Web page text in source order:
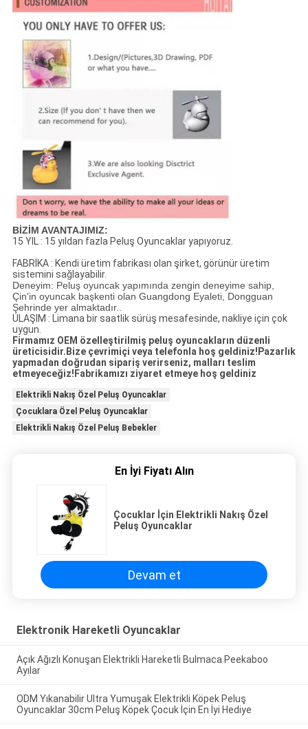
BİZİM AVANTAJIMIZ:
15 YIL : 15 yıldan fazla Peluş Oyuncaklar yapıyoruz.
FABRİKA : Kendi üretim fabrikası olan şirket, görünür üretim
sistemini sağlayabilir.
Deneyim: Peluş oyuncak yapımında zengin deneyime sahip,
Çin'in oyuncak başkenti olan Guangdong Eyaleti, Dongguan
Şehrinde yer almaktadır..
ULAŞIM : Limana bir saatlik sürüş mesafesinde, nakliye için çok
uygun.
Firmamız OEM özelleştirilmiş peluş oyuncakların düzenli
üreticisidir.Bize çevrimiçi veya telefonla hoş geldiniz!Pazarlık
yapmadan doğrudan sipariş verirseniz, malları teslim
etmeyeceğiz!Fabrikamızı ziyaret etmeye hoş geldiniz
Elektrikli Nakış Özel Peluş Oyuncaklar
Çocuklara Özel Peluş Oyuncaklar
Elektrikli Nakış Özel Peluş Bebekler
En İyi Fiyatı Alın
Çocuklar İçin Elektrikli Nakış Özel
Peluş Oyuncaklar
Devam et
Elektronik Hareketli Oyuncaklar
Açık Ağızlı Konuşan Elektrikli Hareketli Bulmaca Peekaboo
Ayılar
ODM Yıkanabilir Ultra Yumuşak Elektrikli Köpek Peluş
Oyuncaklar 30cm Peluş Köpek Çocuk İçin En İyi Hediye